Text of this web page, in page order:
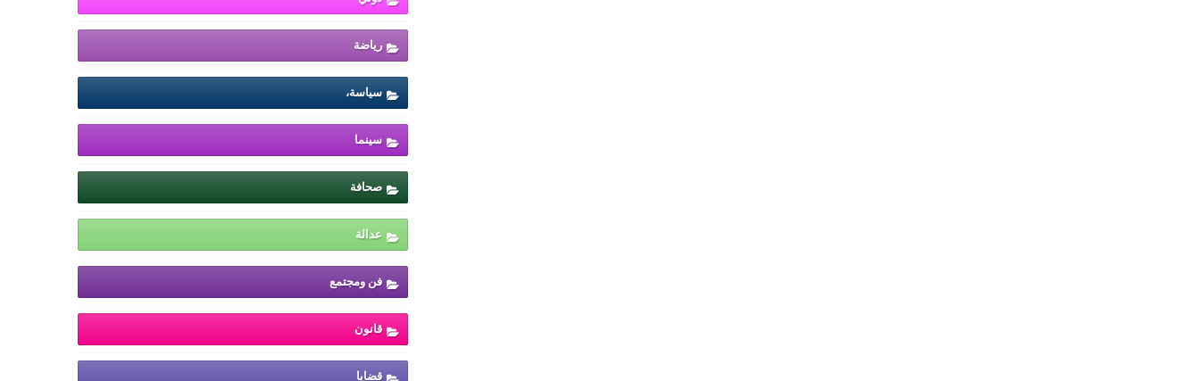
رياضة
سياسة،
سينما
صحافة
عدالة
فن ومجتمع
قانون
قضايا